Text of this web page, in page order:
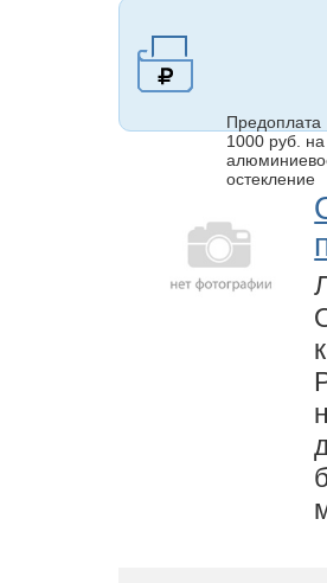
Предоплата
1000 руб. на
остекление